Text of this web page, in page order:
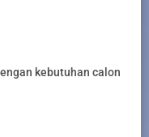
kebutuhan calon